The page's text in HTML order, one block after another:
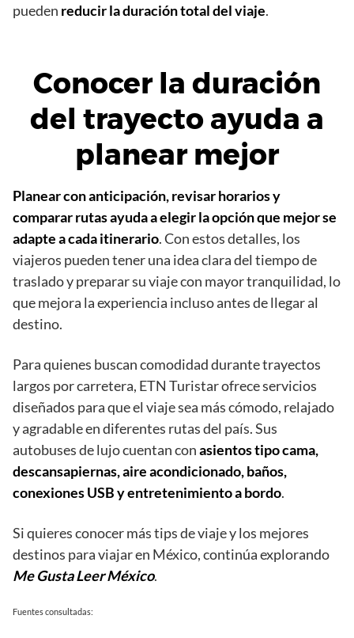
pueden reducir la duración total del viaje.
Conocer la duración
del trayecto ayuda a
planear mejor
Planear con anticipación, revisar horarios y
comparar rutas ayuda a elegir la opción que mejor se
adapte a cada itinerario. Con estos detalles, los
viajeros pueden tener una idea clara del tiempo de
traslado y preparar su viaje con mayor tranquilidad, lo
que mejora la experiencia incluso antes de llegar al
destino.
Para quienes buscan comodidad durante trayectos
largos por carretera, ETN Turistar ofrece servicios
diseñados para que el viaje sea más cómodo, relajado
y agradable en diferentes rutas del país. Sus
autobuses de lujo cuentan conasientos tipo cama,
descansapiernas, aire acondicionado, baños,
conexiones USB y entretenimiento a bordo.
Si quieres conocer más tips de viaje y los mejores
destinos para viajar en México, continúa explorando
Me Gusta Leer México.
Fuentes consultadas: